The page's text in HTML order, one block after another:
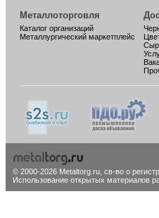
Металлоторговля
Каталог организаций
Металлургический маркетплейс
© 2000-2026 Metaltorg.ru, св-во о
Использование открытых материалов